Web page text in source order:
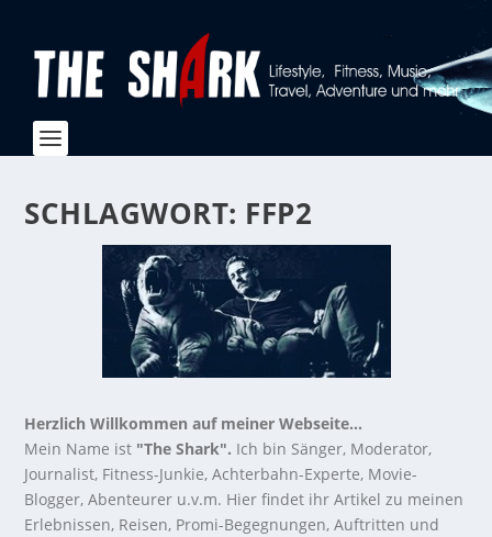
SCHLAGWORT: FFP2
Herzlich Willkommen auf meiner Webseite...
Mein Name ist "The Shark". Ich bin Sänger, Moderator,
Journalist, Fitness-Junkie, Achterbahn-Experte, Movie-
Blogger, Abenteurer u.v.m. Hier findet ihr Artikel zu meinen
Erlebnissen, Reisen, Promi-Begegnungen, Auftritten und